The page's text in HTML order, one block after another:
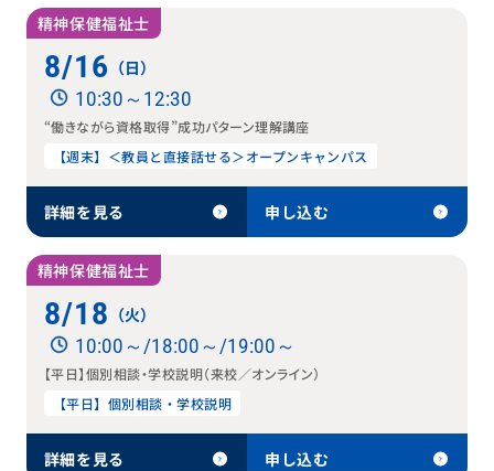
精神保健福祉士
8/16 （日）
10:30～12:30
“働きながら資格取得”成功パターン理解講座
【週末】＜教員と直接話せる＞オープンキャンパス
詳細を見る 申し込む
精神保健福祉士
8/18 （火）
10:00～/18:00～/19:00～
【平日】個別相談・学校説明（来校／オンライン）
【平日】個別相談・学校説明
詳細を見る 申し込む